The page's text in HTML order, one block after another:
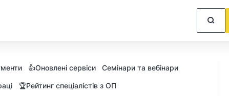
👍Оновлені сервіси Семінари та вебінари
🏆Рейтинг спеціалістів з ОП